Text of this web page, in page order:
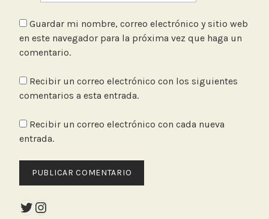
Guardar mi nombre, correo electrónico y sitio web
en este navegador para la próxima vez que haga un
comentario.
Recibir un correo electrónico con los siguientes
comentarios a esta entrada.
Recibir un correo electrónico con cada nueva
entrada.
Twitter
Instagram